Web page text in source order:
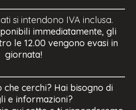
si intendono IVA inclusa.
immediatamente, gli
le 12.00 vengono evasi in
giornata!
cerchi? Hai bisogno di
e informazioni?